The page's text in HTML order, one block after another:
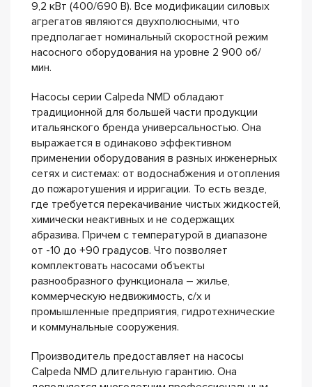
9,2 кВт (400/690 В). Все модификации силовых
агрегатов являются двухполюсными, что
предполагает номинальный скоростной режим
насосного оборудования на уровне 2 900 об/
мин.
Насосы серии Calpeda NMD обладают
традиционной для большей части продукции
итальянского бренда универсальностью. Она
выражается в одинаково эффективном
применении оборудования в разных инженерных
сетях и системах: от водоснабжения и отопления
до пожаротушения и ирригации. То есть везде,
где требуется перекачивание чистых жидкостей,
химически неактивных и не содержащих
абразива. Причем с температурой в диапазоне
от -10 до +90 градусов. Что позволяет
комплектовать насосами объекты
разнообразного функционала – жилье,
коммерческую недвижимость, с/х и
промышленные предприятия, гидротехнические
и коммунальные сооружения.
Производитель предоставляет на насосы
Calpeda NMD длительную гарантию. Она